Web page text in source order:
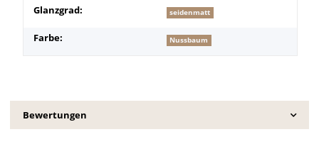
Glanzgrad: seidenmatt
Farbe: Nussbaum
Bewertungen